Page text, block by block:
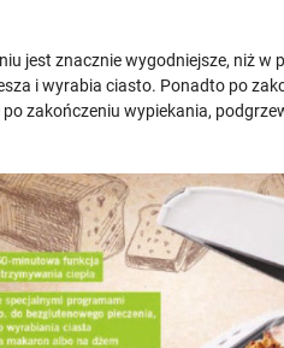
jest znacznie wygodniejsze, niż
i wyrabia ciasto. Ponadto po
zakończeniu wypiekania,